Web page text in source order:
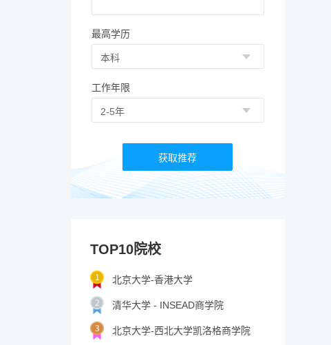
最高学历
工作年限
TOP10院校
北京大学-香港大学
清华大学 - INSEAD商学院
北京大学-西北大学凯洛格商学院